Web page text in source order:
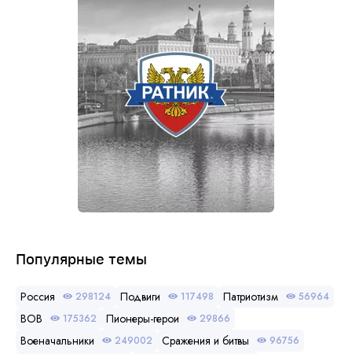
Популярные темы
Россия 298124 Подвиги 117498 Патриотизм 56964
ВОВ 175362 Пионеры-герои 29866
Военачальники 249002 Сражения и битвы 96756